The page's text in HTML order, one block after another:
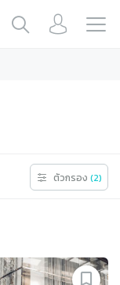
ตัวกรอง (2)